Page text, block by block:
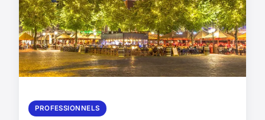
PROFESSIONNELS